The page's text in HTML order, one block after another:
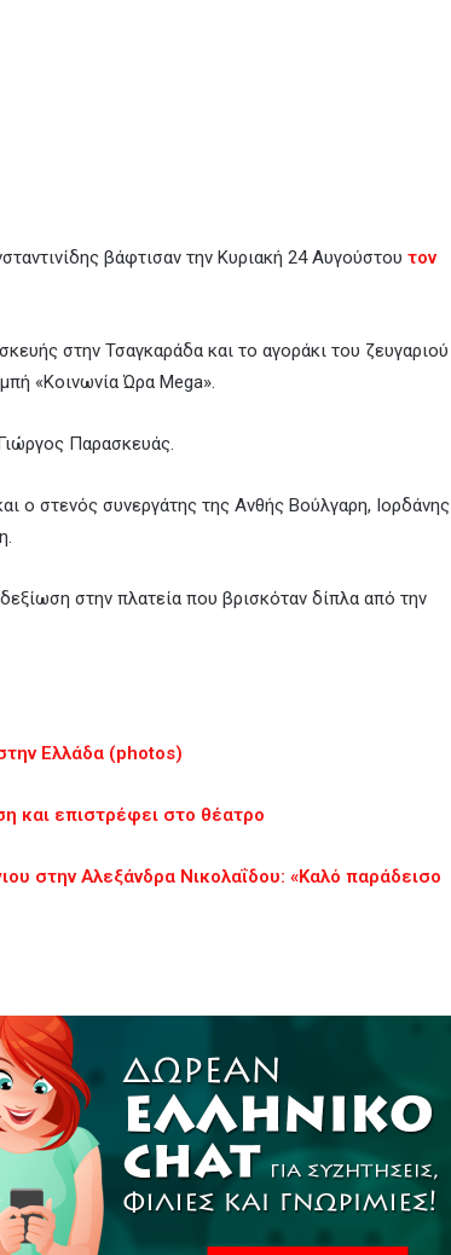
βάφτισαν την Κυριακή 24 Αυγούστου τον
στην Τσαγκαράδα και το αγοράκι του ζευγαριού
«Κοινωνία Ώρα Μega».
Παρασκευάς.
ο στενός συνεργάτης της Ανθής Βούλγαρη, Ιορδάνης
στην πλατεία που βρισκόταν δίπλα από την
Ελλάδα (photos)
και επιστρέφει στο θέατρο
στην Αλεξάνδρα Νικολαΐδου: «Καλό παράδεισο